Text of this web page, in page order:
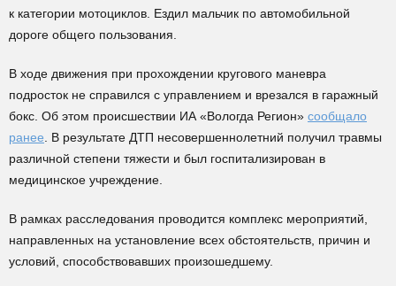
к категории мотоциклов. Ездил мальчик по автомобильной
дороге общего пользования.
В ходе движения при прохождении кругового маневра
подросток не справился с управлением и врезался в гаражный
бокс. Об этом происшествии ИА «Вологда Регион» сообщало
ранее . В результате ДТП несовершеннолетний получил травмы
различной степени тяжести и был госпитализирован в
медицинское учреждение.
В рамках расследования проводится комплекс мероприятий,
направленных на установление всех обстоятельств, причин и
условий, способствовавших произошедшему.